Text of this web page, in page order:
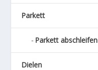
Parkett
Parkett abschleifen
Dielen